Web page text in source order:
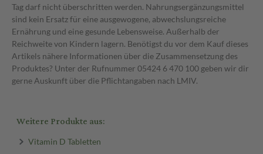
Tag darf nicht überschritten werden. Nahrungsergänzungsmittel
sind kein Ersatz für eine ausgewogene, abwechslungsreiche
Ernährung und eine gesunde Lebensweise. Außerhalb der
Reichweite von Kindern lagern. Benötigst du vor dem Kauf dieses
Artikels nähere Informationen über die Zusammensetzung des
Produktes? Unter der Rufnummer 05424 6 470 100 geben wir dir
gerne Auskunft über die Pflichtangaben nach LMIV.
Weitere Produkte aus:
Vitamin D Tabletten